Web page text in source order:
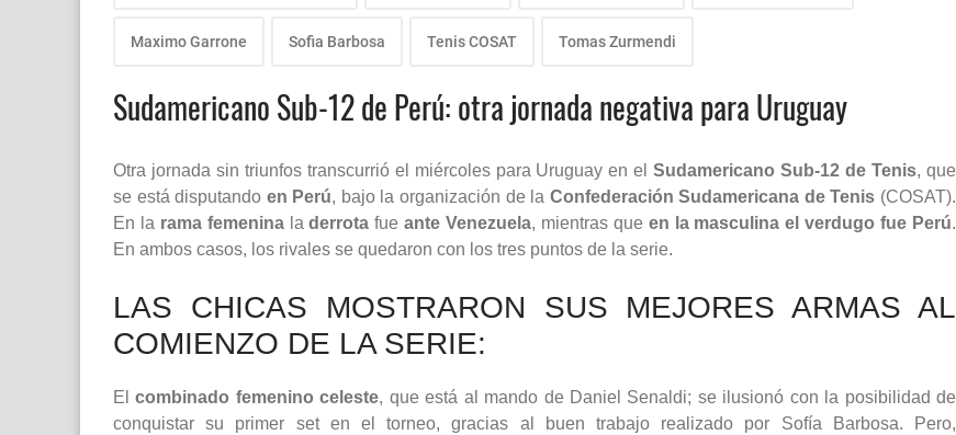
Maximo Garrone Sofia Barbosa Tenis COSAT Tomas Zurmendi
Sudamericano Sub-12 de Perú: otra jornada negativa para Uruguay
Otra jornada sin triunfos transcurrió el miércoles para Uruguay en elSudamericano Sub-12 de Tenis, que
se está disputando en Perú, bajo la organización de la Confederación Sudamericana de Tenis (COSAT).
En la rama femeninaladerrota fueante Venezuela, mientras que en la masculina el verdugo fue Perú.
En ambos casos, los rivales se quedaron con los tres puntos de la serie.
LAS CHICAS MOSTRARON SUS MEJORES ARMAS AL
COMIENZO DE LA SERIE:
Elcombinado femenino celeste, que está al mando de Daniel Senaldi; se ilusionó con la posibilidad de
conquistar su primer set en el torneo, gracias al buen trabajo realizado por Sofía Barbosa. Pero,